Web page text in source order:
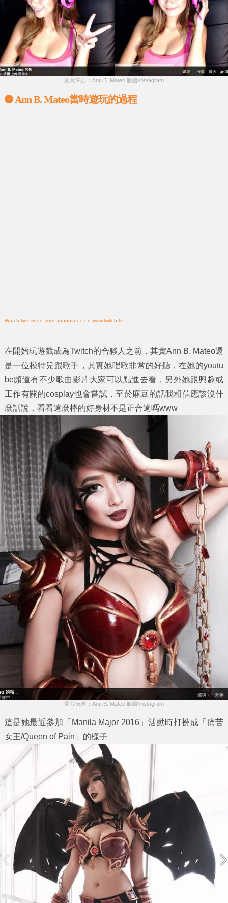
圖片來自：Ann B. Mateo 臉書/instagram
Ann B. Mateo當時遊玩的過程
Watch live video from annbmateo on www.twitch.tv
在開始玩遊戲成為Twitch的合夥人之前，其實Ann B. Mateo還
是一位模特兒跟歌手，其實她唱歌非常的好聽，在她的youtu
be頻道有不少歌曲影片大家可以點進去看，另外她跟興趣或
工作有關的cosplay也會嘗試，至於麻豆的話我相信應該沒什
麼話說，看看這麼棒的好身材不是正合適嗎www
圖片來自：Ann B. Mateo 臉書/instagram
這是她最近參加「Manila Major 2016」活動時打扮成「痛苦
女王/Queen of Pain」的樣子